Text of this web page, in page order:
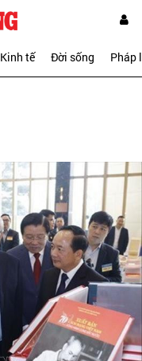
Kinh tế Đời sống Pháp